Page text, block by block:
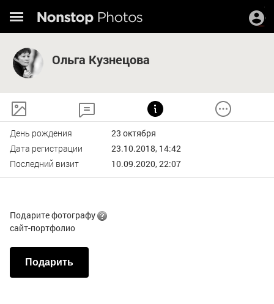
Ольга Кузнецова
День рождения
23 октября
Дата регистрации
23.10.2018, 14:42
Последний визит
10.09.2020, 22:07
Подарите фотографу
сайт-портфолио
Подарить